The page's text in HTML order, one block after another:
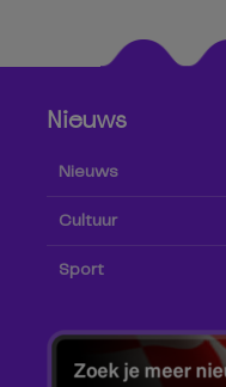
Nieuws
Nieuws
Cultuur
Sport